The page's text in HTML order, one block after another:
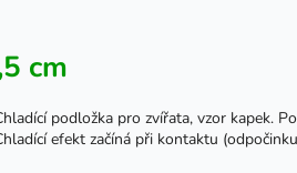
cm
podložka pro zvířata, vzor kapek.
efekt začíná při kontaktu